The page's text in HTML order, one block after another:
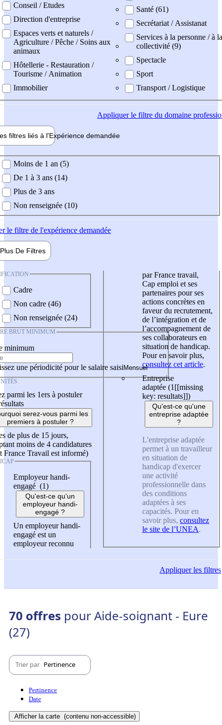
Conseil / Etudes
Direction d'entreprise
Espaces verts et naturels /
Agriculture / Pêche / Soins aux
animaux
Hôtellerie - Restauration /
Tourisme / Animation
Immobilier
Santé (61)
Secrétariat / Assistanat
Services à la personne / à la
collectivité (9)
Spectacle
Sport
Transport / Logistique
Appliquerle filtre du domaine
filtres liés à l'Expérience demandée
demandée
Moins de 1 an (5)
De 1 à 3 ans (14)
Plus de 3 ans
Non renseignée (10)
le filtre de l'expérience demandée
Plus De Filtres
Cadre
Non cadre (46)
Non renseignée (24)
BRUT MINIMUM
minimum
une périodicité pour le salaire saisi
parmi les 1ers à postuler
serez-vous parmi les
premiers à postuler ?
de plus de 15 jours,
moins de 4 candidatures
France Travail est informé)
Employeur handi-
engagé (1)
Qu'est-ce qu'un
employeur handi-
engagé ?
Un employeur handi-
engagé est un
employeur reconnu
par France travail,
Cap emploi et ses
partenaires pour ses
actions concrètes en
faveur du recrutement,
de l’intégration et de
l’accompagnement de
ses collaborateurs en
situation de handicap.
Pour en savoir plus,
consultez cet article.
Entreprise
adaptée (1 [[missing
key: resultats]])
Qu'est-ce qu'une
entreprise adaptée
?
L'entreprise adaptée
permet à un travailleur
en situation de
handicap d'exercer
une activité
professionnelle dans
des conditions
adaptées à ses
capacités. Pour en
savoir plus, consultez
le site de l’UNEA.
Appliquerles filtres
70 offres pour Aide-soignant - Eure
(27)
Trier par Pertinence
Pertinence
Date
Afficher la carte (contenu non-accessible)